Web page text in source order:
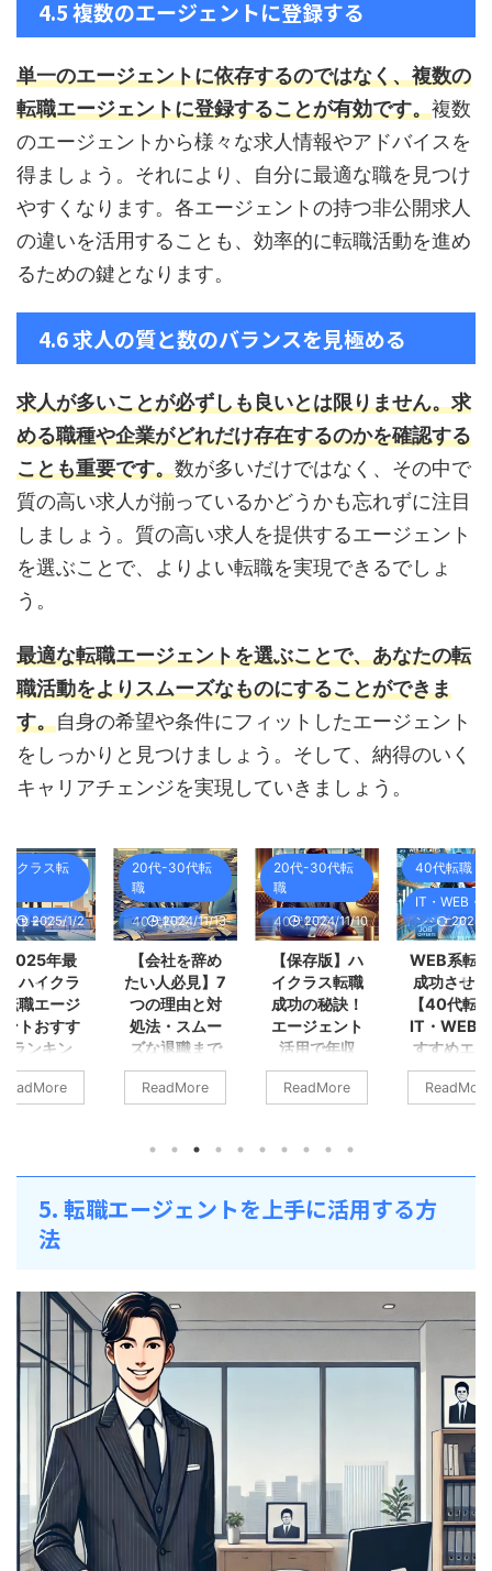
4.5 複数のエージェントに登録する
単一のエージェントに依存するのではなく、複数の
転職エージェントに登録することが有効です。複数
のエージェントから様々な求人情報やアドバイスを
得ましょう。それにより、自分に最適な職を見つけ
やすくなります。各エージェントの持つ非公開求人
の違いを活用することも、効率的に転職活動を進め
るための鍵となります。
4.6 求人の質と数のバランスを見極める
求人が多いことが必ずしも良いとは限りません。求
める職種や企業がどれだけ存在するのかを確認する
ことも重要です。数が多いだけではなく、その中で
質の高い求人が揃っているかどうかも忘れずに注目
しましょう。質の高い求人を提供するエージェント
を選ぶことで、よりよい転職を実現できるでしょ
う。
最適な転職エージェントを選ぶことで、あなたの転
職活動をよりスムーズなものにすることができま
す。自身の希望や条件にフィットしたエージェント
をしっかりと見つけましょう。そして、納得のいく
キャリアチェンジを実現していきましょう。
イクラス転
職エージェ
2025/1/2
2025年最
ハイクラ
職エージ
トおすす
ランキン
年収800
以上の非
一般に公開
ていない非
求人をたく
トを選ぶと
に、きめ細
なサポート
を備えたエ
ェントに依
ることで、
ーズな転職
が可能にな
す。ハイク
転職に役立
ージェント
び方。ま
注目すべき
ReadMore
20代-30代転
職
40代転職
転職エージェ
ント
転職対策
2024/11/13
【会社を辞め
たい人必見】7
つの理由と対
処法・スムー
ズな退職まで
の5ステップ
働き続けること
ションが低下す
めたくなる理由
と対処法、職場
の人間関係の改
善策、ストレス
からの体調不良
を防ぐポイント
などを詳しく解
説しています。
仕事に関する悩
みを抱えている
人は、ぜひこの
ブログを参考に
してみてくださ
ReadMore
20代-30代転
職
40代転職
ハイクラス転
職
転職エージェ
ント
2024/11/10
【保存版】ハ
イクラス転職
成功の秘訣！
エージェント
活用で年収
800万円以上
を目指す方法
指します。その
す。本ブログで
は、ハイクラス
専門的な転職エ
などについて詳
しく解説してい
ます。ハイクラ
ス転職に関心の
ある方は、ぜひ
ReadMore
40代転職
IT・WEB・
ンジニア
転職エージ
ント
2024/
WEB系転
成功させ
【40代転
IT・WEB
すすめエ
ェント6
WEB系転職
新たな挑戦を
界は常に進化
続けており
分にチャンス
ある分野です
転職活動には
安も付きもの
す。「40代
職できるのか
「スキルは通
するのか」「
収は下がるの
か」など、様
ReadMore
5. 転職エージェントを上手に活用する方
法